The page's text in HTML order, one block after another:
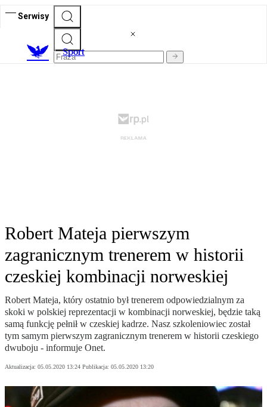
Serwisy
Sport
Robert Mateja pierwszym
zagranicznym trenerem w historii
czeskiej kombinacji norweskiej
Robert Mateja, który ostatnio był trenerem odpowiedzialnym za
skoki w polskiej reprezentacji w kombinacji norweskiej, będzie taką
samą funkcję pełnił w czeskiej kadrze. Nasz szkoleniowiec został
tym samym pierwszym zagranicznym trenerem w historii czeskiego
dwuboju - informuje Onet.
Aktualizacja: 05.05.2020 13:24 Publikacja: 05.05.2020 13:20